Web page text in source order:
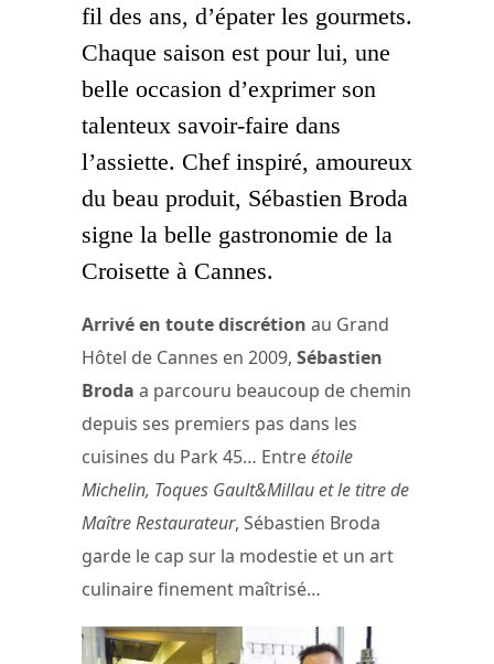
fil des ans, d’épater les gourmets.
Chaque saison est pour lui, une
belle occasion d’exprimer son
talenteux savoir-faire dans
l’assiette. Chef inspiré, amoureux
du beau produit, Sébastien Broda
signe la belle gastronomie de la
Croisette à Cannes.
Arrivé en toute discrétion au Grand
Hôtel de Cannes en 2009, Sébastien
Broda a parcouru beaucoup de chemin
depuis ses premiers pas dans les
cuisines du Park 45… Entreétoile
Michelin, Toques Gault&Millau et le titre de
Maître Restaurateur, Sébastien Broda
garde le cap sur la modestie et un art
culinaire finement maîtrisé…